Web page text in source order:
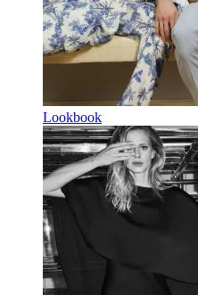
Lookbook